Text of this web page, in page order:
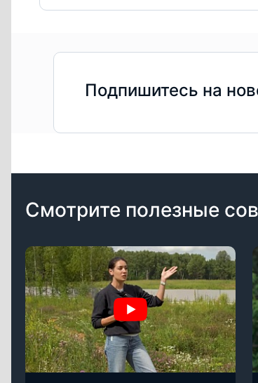
Подпишитесь на
Смотрите полезные